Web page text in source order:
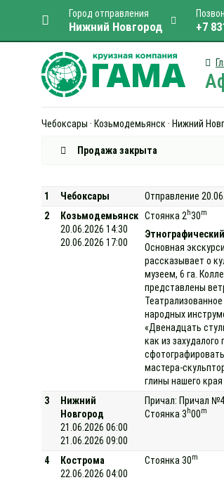
Город отправления
Нижний Новгород +7
Чебоксары · Козьмодемьянск · Нижний
Продажа закрыта
1
Чебоксары
Отправление
2
Козьмодемьянск
20.06.2026 14:30
20.06.2026 17:00
Стоянка 2 h30m
Основная
рассказывает о
музеем, 6 га.
представлены
народных
«Двенадцать
как из
мастера-
глины нашего
3
Нижний
Новгород
21.06.2026 06:00
21.06.2026 09:00
Причал: Причал №4
Стоянка 3 h00m
4
Кострома
22.06.2026 04:00
Стоянка 30m